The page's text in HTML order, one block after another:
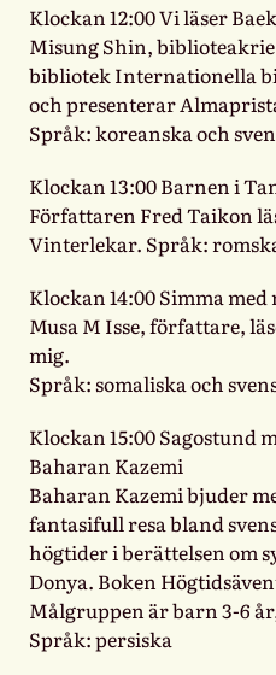
Klockan 12:00 Vi läser
Misung Shin,
bibliotek Internationella
och presenterar
Språk: koreanska och
Klockan 13:00 Barnen i
Författaren Fred Taikon
Vinterlekar. Språk:
Klockan 14:00 Simma
Musa M Isse, författare,
mig.
Språk: somaliska och
Klockan 15:00 Sagostund
Baharan Kazemi
Baharan Kazemi bjuder
fantasifull resa bland
högtider i berättelsen om
Donya. Boken
Målgruppen är barn 3-6
Språk: persiska